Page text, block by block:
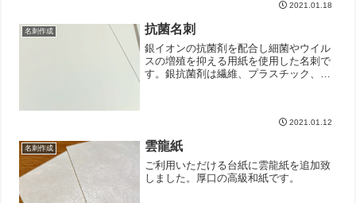
2021.01.18
名刺作成 抗菌名刺
銀イオンの抗菌剤を配合し細菌やウイル
スの増殖を抑える用紙を使用した名刺で
す。銀抗菌剤は繊維、プラスチック、デ
2021.01.12
名刺作成 雲龍紙
ご利用いただける台紙に雲龍紙を追加致
しました。厚口の高級和紙です。